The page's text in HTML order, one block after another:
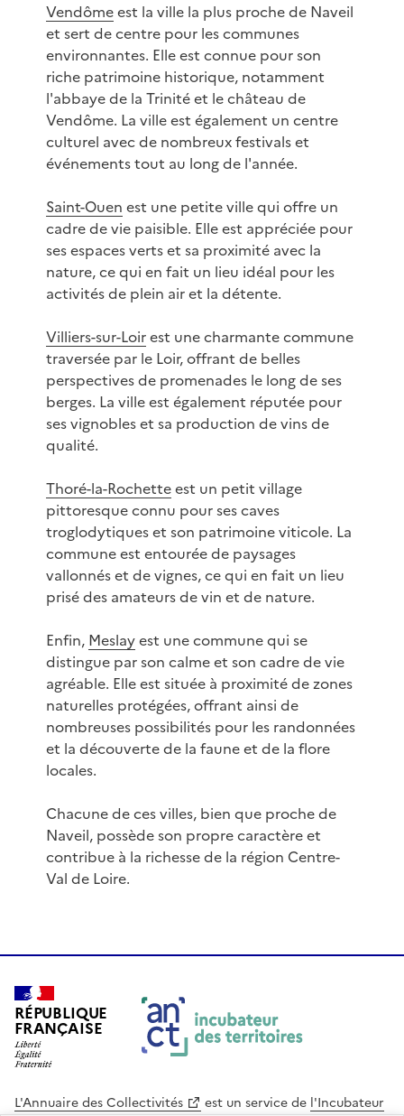
Vendômeest la ville la plus proche de Naveil
et sert de centre pour les communes
environnantes. Elle est connue pour son
riche patrimoine historique, notamment
l'abbaye de la Trinité et le château de
Vendôme. La ville est également un centre
culturel avec de nombreux festivals et
événements tout au long de l'année.
Saint-Ouen est une petite ville qui offre un
cadre de vie paisible. Elle est appréciée pour
ses espaces verts et sa proximité avec la
nature, ce qui en fait un lieu idéal pour les
activités de plein air et la détente.
Villiers-sur-Loirest une charmante commune
traversée par le Loir, offrant de belles
perspectives de promenades le long de ses
berges. La ville est également réputée pour
ses vignobles et sa production de vins de
qualité.
Thoré-la-Rochetteest un petit village
pittoresque connu pour ses caves
troglodytiques et son patrimoine viticole. La
commune est entourée de paysages
vallonnés et de vignes, ce qui en fait un lieu
prisé des amateurs de vin et de nature.
Enfin, Meslayest une commune qui se
distingue par son calme et son cadre de vie
agréable. Elle est située à proximité de zones
naturelles protégées, offrant ainsi de
nombreuses possibilités pour les randonnées
et la découverte de la faune et de la flore
locales.
Chacune de ces villes, bien que proche de
Naveil, possède son propre caractère et
contribue à la richesse de la région Centre-
Val de Loire.
RÉPUBLIQUE
FRANÇAISE
L'Annuaire des Collectivités est un service de l'Incubateur